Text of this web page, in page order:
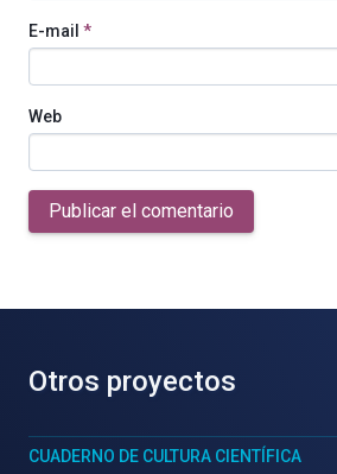
E-mail *
Web
Publicar el comentario
Otros proyectos
CUADERNO DE CULTURA CIENTÍFICA